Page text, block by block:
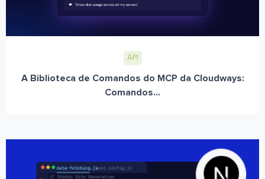
API
A Biblioteca de Comandos do MCP da Cloudways:
Comandos...